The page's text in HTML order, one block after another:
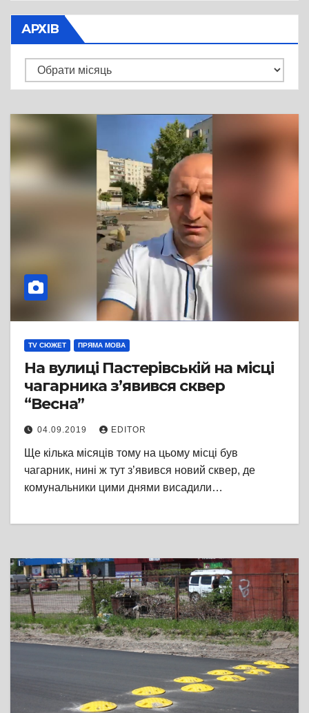
АРХІВ
Архів
TV СЮЖЕТ ПРЯМА МОВА
На вулиці Пастерівській на місці
чагарника з’явився сквер
“Весна”
04.09.2019 EDITOR
Ще кілька місяців тому на цьому місці був
чагарник, нині ж тут з’явився новий сквер, де
комунальники цими днями висадили…